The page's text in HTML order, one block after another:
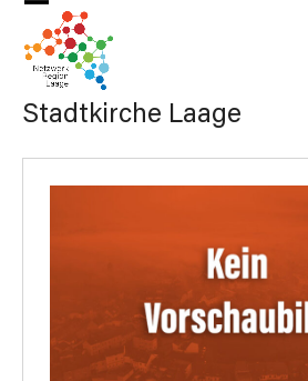
Skip
content
Open
mobile
menu
Close
mobile
menu
Stadtkirche Laage